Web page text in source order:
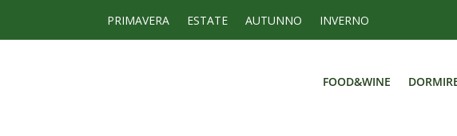
PRIMAVERA ESTATE AUTUNNO INVERNO
FOOD&WINE
FOOD&WINE